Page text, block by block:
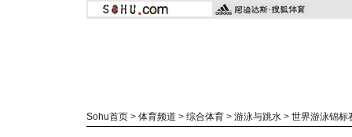
Sohu首页 > 体育频道 > 综合体育 > 游泳与跳水 > 世界游泳锦标